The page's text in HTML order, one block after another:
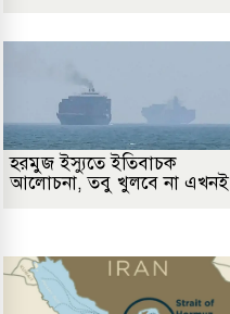
হরমুজ ইস্যুতে ইতিবাচক
আলোচনা, তবু খুলবে না এখনই